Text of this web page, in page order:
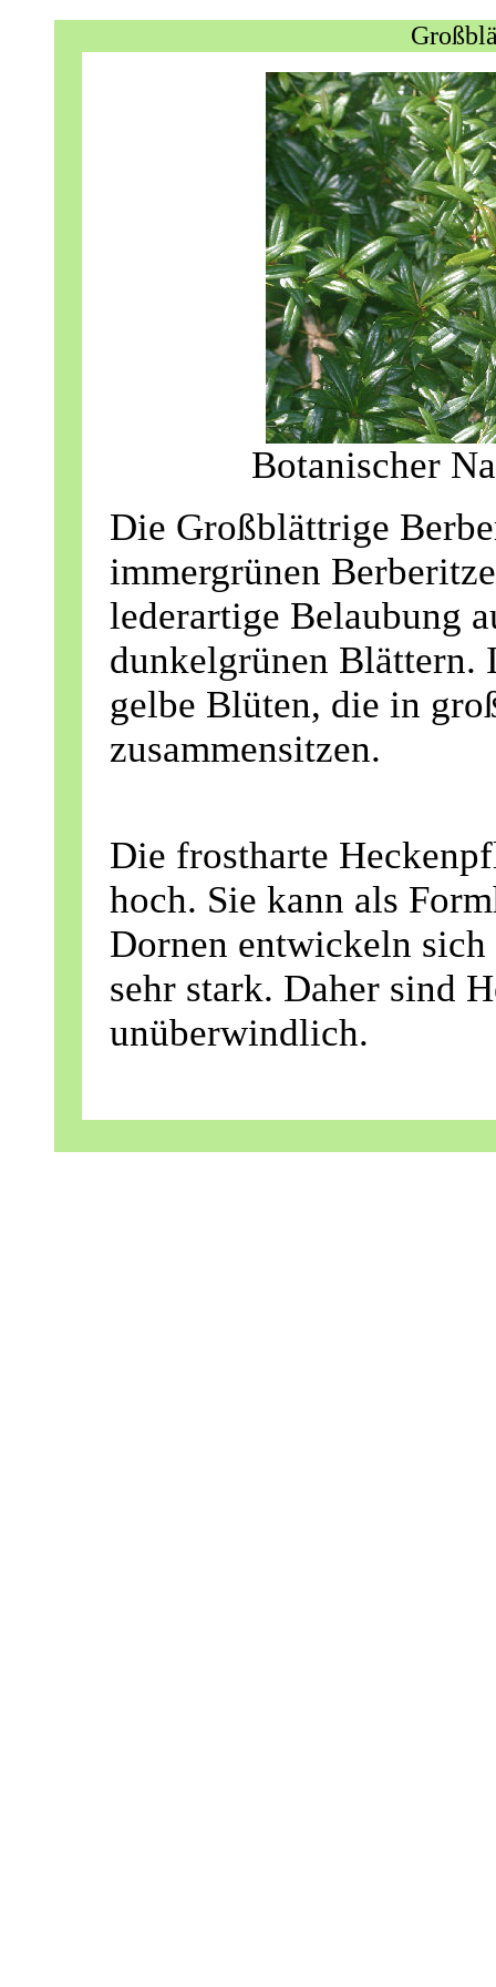
Botanischer
Die Großblättrige
immergrünen
lederartige Belaubung
dunkelgrünen Blättern.
gelbe Blüten, die in
zusammensitzen.
Die frostharte
hoch. Sie kann als
Dornen entwickeln
sehr stark. Daher sind
unüberwindlich.